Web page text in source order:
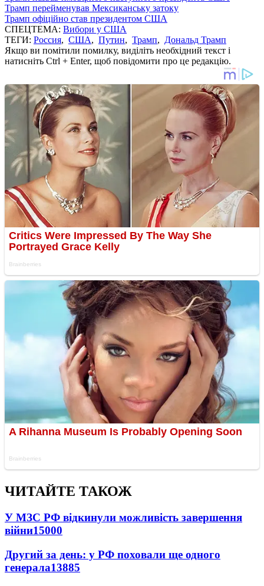
Трамп перейменував Мексиканську затоку
Трамп офіційно став президентом США
СПЕЦТЕМА: Вибори у США
ТЕГИ: Россия, США, Путин, Трамп, Дональд Трамп
Якщо ви помітили помилку, виділіть необхідний текст і
натисніть Ctrl + Enter, щоб повідомити про це редакцію.
ЧИТАЙТЕ ТАКОЖ
У МЗС РФ відкинули можливість завершення
війни15000
Другий за день: у РФ поховали ще одного
генерала13885